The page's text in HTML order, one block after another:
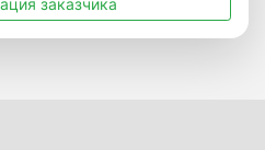
заказчика